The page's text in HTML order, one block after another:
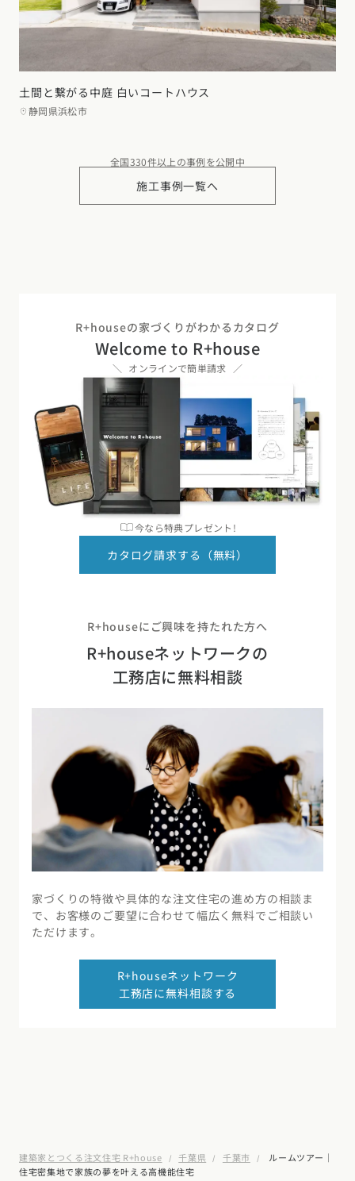
土間と繋がる中庭 白いコートハウス
静岡県浜松市
全国330件以上の事例を公開中
施工事例一覧へ
R+houseの家づくりがわかるカタログ
Welcome to R+house
オンラインで簡単請求
今なら特典プレゼント!
カタログ請求する（無料）
R+houseにご興味を持たれた方へ
R+houseネットワークの
工務店に無料相談
家づくりの特徴や具体的な注文住宅の進め方の相談ま
で、お客様のご要望に合わせて幅広く無料でご相談い
ただけます。
R+houseネットワーク
工務店に無料相談する
建築家とつくる注文住宅 R+house 千葉県 千葉市
ルームツアー｜
住宅密集地で家族の夢を叶える高機能住宅